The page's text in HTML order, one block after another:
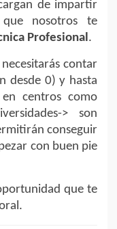
de impartir
nosotros te
Profesional.
contar
desde 0) y hasta
centros como
> son
conseguir
con buen pie
que te